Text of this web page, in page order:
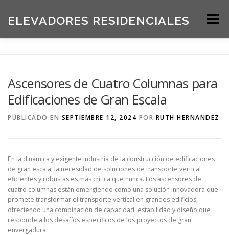
contenido
ELEVADORES RESIDENCIALES Menú
SOLICITE UNA COTIZACIÓN BLOG
Ascensores de Cuatro Columnas para
Edificaciones de Gran Escala
PÚBLICADO EN SEPTIEMBRE 12, 2024 POR RUTH HERNANDEZ
En la dinámica y exigente industria de la construcción de edificaciones
de gran escala, la necesidad de soluciones de transporte vertical
eficientes y robustas es más crítica que nunca. Los ascensores de
cuatro columnas están emergiendo como una solución innovadora que
promete transformar el transporte vertical en grandes edificios,
ofreciendo una combinación de capacidad, estabilidad y diseño que
responde a los desafíos específicos de los proyectos de gran
envergadura.